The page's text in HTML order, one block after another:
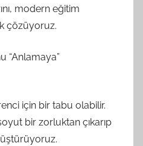
modern eğitim
çözüyoruz.
“Anlamaya”
için bir tabu olabilir.
bir zorluktan çıkarıp